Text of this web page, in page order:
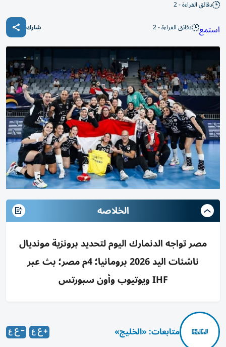
دقائق القراءة - 2
استمع دقائق القراءة - 2 شارك
الخلاصه
مصر تواجه الدنمارك اليوم لتحديد برونزية مونديال
ناشئات اليد 2026 برومانيا؛ 4م مصر؛ بث عبر
IHF ويوتيوب وأون سبورتس
متابعات: «الخليج»